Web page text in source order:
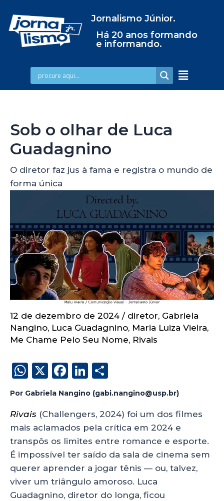
Jornalismo Júnior.
Há 20 anos formando
e informando.
Sob o olhar de Luca
Guadagnino
O diretor faz jus à fama e registra o mundo de
forma única
12 de dezembro de 2024 / diretor, Gabriela
Nangino, Luca Guadagnino, Maria Luiza Vieira,
Me Chame Pelo Seu Nome, Rivais
W
h
ts
A
p
p
X
F
a
c
e
b
o
o
k
Li
n
k
e
dI
n
h
re
Por Gabriela Nangino (gabi.nangino@usp.br)
Rivais (Challengers, 2024) foi um dos filmes
mais aclamados pela crítica em 2024 e
transpôs os limites entre romance e esporte.
É impossível ter saído da sala de cinema sem
querer aprender a jogar tênis — ou, talvez,
viver um triângulo amoroso. Luca
Guadagnino, diretor do longa, ficou